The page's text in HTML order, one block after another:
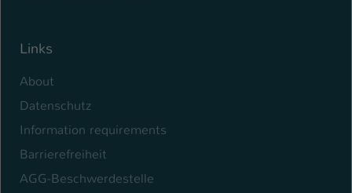
Links
About
Datenschutz
Information requirements
Barrierefreiheit
AGG-Beschwerdestelle